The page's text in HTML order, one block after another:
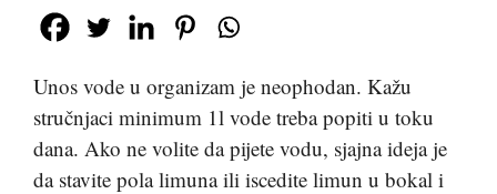
Unos vode u organizam je neophodan. Kažu
stručnjaci minimum 1l vode treba popiti u toku
dana. Ako ne volite da pijete vodu, sjajna ideja je
da stavite pola limuna ili iscedite limun u bokal i